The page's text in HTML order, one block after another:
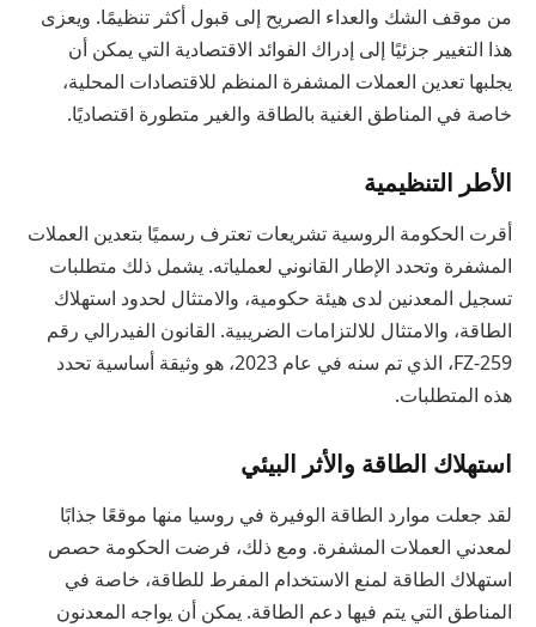
من موقف الشك والعداء الصريح إلى قبول أكثر تنظيمًا. ويعزى
هذا التغيير جزئيًا إلى إدراك الفوائد الاقتصادية التي يمكن أن
يجلبها تعدين العملات المشفرة المنظم للاقتصادات المحلية،
خاصة في المناطق الغنية بالطاقة والغير متطورة اقتصاديًا.
الأطر التنظيمية
أقرت الحكومة الروسية تشريعات تعترف رسميًا بتعدين العملات
المشفرة وتحدد الإطار القانوني لعملياته. يشمل ذلك متطلبات
تسجيل المعدنين لدى هيئة حكومية، والامتثال لحدود استهلاك
الطاقة، والامتثال للالتزامات الضريبية. القانون الفيدرالي رقم
259-FZ، الذي تم سنه في عام 2023، هو وثيقة أساسية تحدد
هذه المتطلبات.
استهلاك الطاقة والأثر البيئي
لقد جعلت موارد الطاقة الوفيرة في روسيا منها موقعًا جذابًا
لمعدني العملات المشفرة. ومع ذلك، فرضت الحكومة حصص
استهلاك الطاقة لمنع الاستخدام المفرط للطاقة، خاصة في
المناطق التي يتم فيها دعم الطاقة. يمكن أن يواجه المعدنون